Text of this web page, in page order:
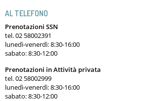
AL TELEFONO
Prenotazioni SSN
tel. 02 58002391
lunedì-venerdì: 8:30-16:00
sabato: 8:30-12:00
Prenotazioni in Attività privata
tel. 02 58002999
lunedì-venerdì: 8:30-16:00
sabato: 8:30-12:00